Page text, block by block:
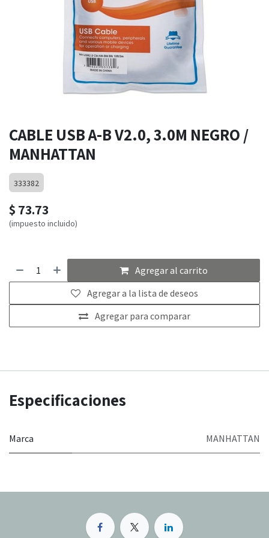
CABLE USB A-B V2.0, 3.0M NEGRO /
MANHATTAN
333382
$ 73.73
(impuesto incluido)
Agregar al carrito
Agregar para comparar
Agregar a la lista de deseos
Especificaciones
Marca MANHATTAN